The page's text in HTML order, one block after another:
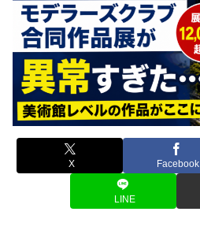
X Facebook
LINE